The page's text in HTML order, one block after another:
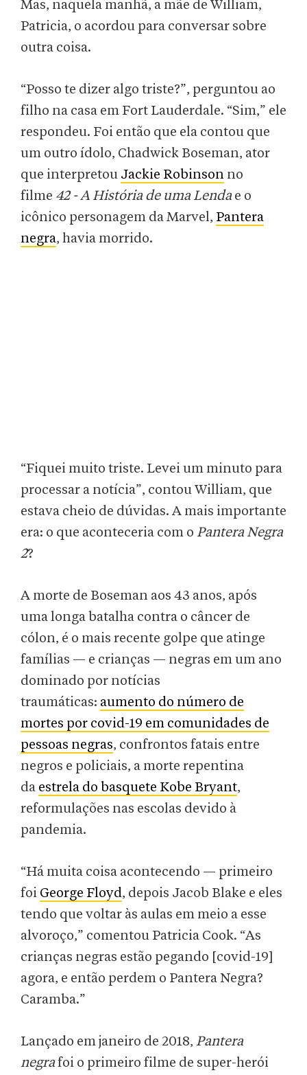
Mas, naquela manhã, a mãe de William,
Patricia, o acordou para conversar sobre
outra coisa.
“Posso te dizer algo triste?”, perguntou ao
filho na casa em Fort Lauderdale. “Sim,” ele
respondeu. Foi então que ela contou que
um outro ídolo, Chadwick Boseman, ator
que interpretou Jackie Robinson no
filme 42 - A História de uma Lenda e o
icônico personagem da Marvel, Pantera
negra, havia morrido.
“Fiquei muito triste. Levei um minuto para
processar a notícia”, contou William, que
estava cheio de dúvidas. A mais importante
era: o que aconteceria com o Pantera Negra
2?
A morte de Boseman aos 43 anos, após
uma longa batalha contra o câncer de
cólon, é o mais recente golpe que atinge
famílias — e crianças — negras em um ano
dominado por notícias
traumáticas: aumento do número de
mortes por covid-19 em comunidades de
pessoas negras, confrontos fatais entre
negros e policiais, a morte repentina
da estrela do basquete Kobe Bryant,
reformulações nas escolas devido à
pandemia.
“Há muita coisa acontecendo — primeiro
foi George Floyd, depois Jacob Blake e eles
tendo que voltar às aulas em meio a esse
alvoroço,” comentou Patricia Cook. “As
crianças negras estão pegando [covid-19]
agora, e então perdem o Pantera Negra?
Caramba.”
Lançado em janeiro de 2018, Pantera
negrafoi o primeiro filme de super-herói